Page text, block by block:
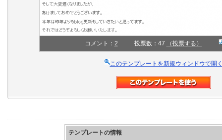
コメント： 2 投票数：47 （投票する）
このテンプレートを新規ウィンドウで開
テンプレートの情報